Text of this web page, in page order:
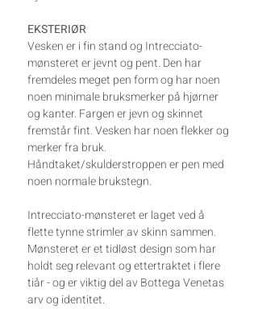
EKSTERIØR
Vesken er i fin stand og Intrecciato-
mønsteret er jevnt og pent. Den har
fremdeles meget pen form og har noen
noen minimale bruksmerker på hjørner
og kanter. Fargen er jevn og skinnet
fremstår fint. Vesken har noen flekker og
merker fra bruk.
Håndtaket/skulderstroppen er pen med
noen normale brukstegn.
Intrecciato-mønsteret er laget ved å
flette tynne strimler av skinn sammen.
Mønsteret er et tidløst design som har
holdt seg relevant og ettertraktet i flere
tiår - og er viktig del av Bottega Venetas
arv og identitet.